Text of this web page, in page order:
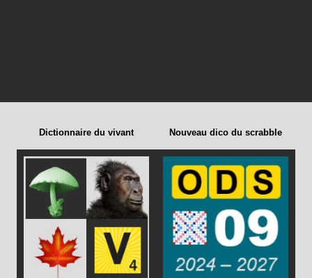
Dictionnaire du vivant Nouveau dico du scrabble